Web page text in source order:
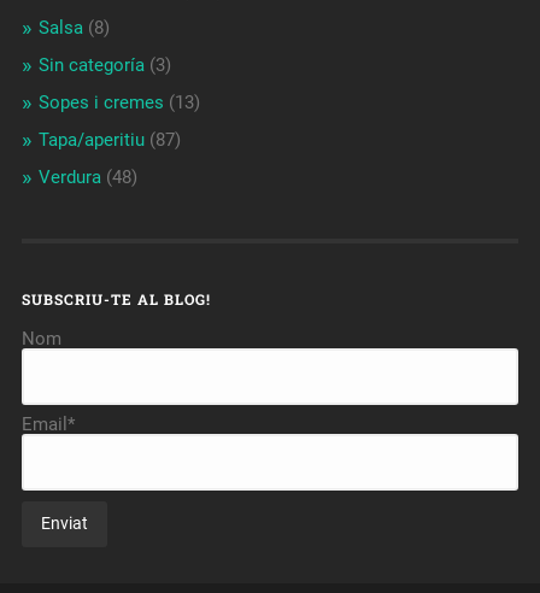
Salsa(8)
Sin categoría(3)
Sopes i cremes (13)
Tapa/aperitiu(87)
Verdura(48)
SUBSCRIU-TE AL BLOG!
Nom
Email*